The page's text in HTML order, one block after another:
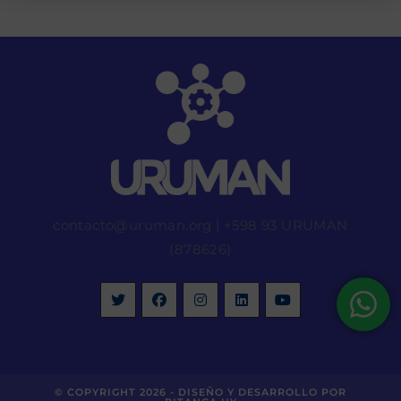
© COPYRIGHT 2026 - DISEÑO Y DESARROLLO POR